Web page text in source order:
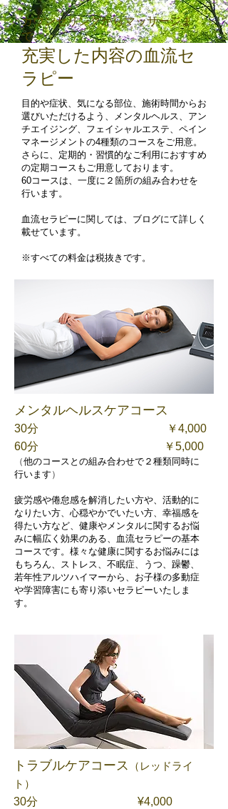
カウンセリングからマッサージま
で、
充実した内容の血流セ
ラピー
目的や症状、気になる部位、施術時間からお
選びいただけるよう、メンタルヘルス、アン
チエイジング、フェイシャルエステ、ペイン
マネージメントの4種類のコースをご用意。
さらに、定期的・習慣的なご利用におすすめ
の定期コースもご用意しております。
60コースは、一度に２箇所の組み合わせを
行います。
​血流セラピーに関しては、ブログにて詳しく
載せています。
​※すべての料金は税抜きです。
メンタルヘルスケアコース
​30分 ￥4,000
60分
￥5,000​
（​他のコースとの組み合わせで２種類同時に
行います ）
疲労感や倦怠感を解消したい方や、活動的に
なりたい方、心穏やかでいたい方、幸福感を
得たい方など、健康やメンタルに関するお悩
みに幅広く効果のある、血流セラピーの基本
コースです。様々な健康に関するお悩みには
もちろん、ストレス、不眠症、うつ、躁鬱、
若年性アルツハイマーから、お子様の多動症
や学習障害にも寄り添いセラピーいたしま
す。
トラブルケアコース
（レッドライ
ト）
​30分 ¥4,000